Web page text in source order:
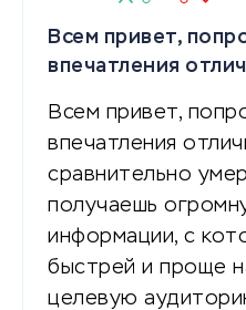
Всем привет,
впечатления
Всем привет,
впечатления
сравнительно
получаешь
информации, с
быстрей и проще
целевую